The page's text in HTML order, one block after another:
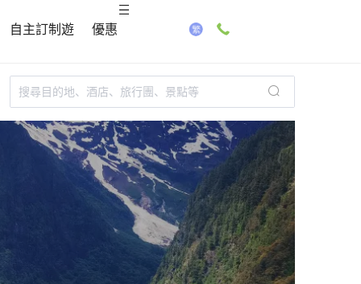
自主訂制遊 優惠